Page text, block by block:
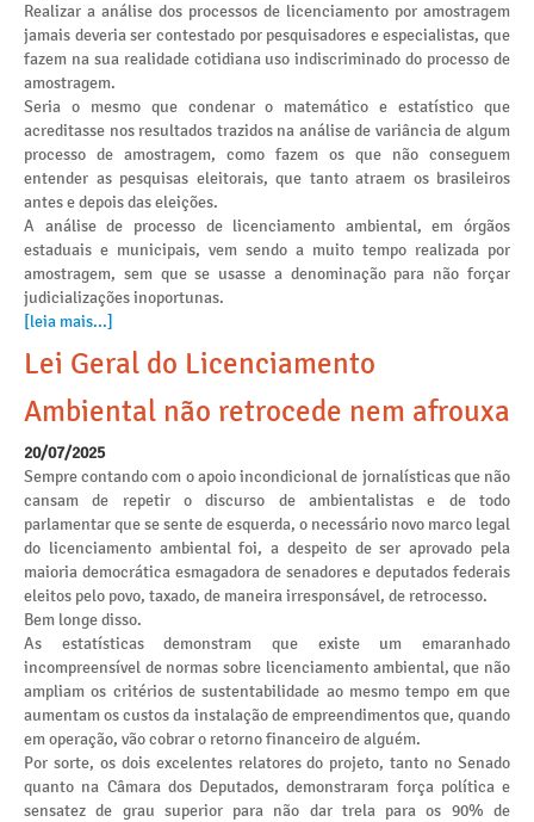
Realizar a análise dos processos de licenciamento por amostragem
jamais deveria ser contestado por pesquisadores e especialistas, que
fazem na sua realidade cotidiana uso indiscriminado do processo de
amostragem.
Seria o mesmo que condenar o matemático e estatístico que
acreditasse nos resultados trazidos na análise de variância de algum
processo de amostragem, como fazem os que não conseguem
entender as pesquisas eleitorais, que tanto atraem os brasileiros
antes e depois das eleições.
A análise de processo de licenciamento ambiental, em órgãos
estaduais e municipais, vem sendo a muito tempo realizada por
amostragem, sem que se usasse a denominação para não forçar
judicializações inoportunas.
[leia mais...]
Lei Geral do Licenciamento
Ambiental não retrocede nem afrouxa
20/07/2025
Sempre contando com o apoio incondicional de jornalísticas que não
cansam de repetir o discurso de ambientalistas e de todo
parlamentar que se sente de esquerda, o necessário novo marco legal
do licenciamento ambiental foi, a despeito de ser aprovado pela
maioria democrática esmagadora de senadores e deputados federais
eleitos pelo povo, taxado, de maneira irresponsável, de retrocesso.
Bem longe disso.
As estatísticas demonstram que existe um emaranhado
incompreensível de normas sobre licenciamento ambiental, que não
ampliam os critérios de sustentabilidade ao mesmo tempo em que
aumentam os custos da instalação de empreendimentos que, quando
em operação, vão cobrar o retorno financeiro de alguém.
Por sorte, os dois excelentes relatores do projeto, tanto no Senado
quanto na Câmara dos Deputados, demonstraram força política e
sensatez de grau superior para não dar trela para os 90% de